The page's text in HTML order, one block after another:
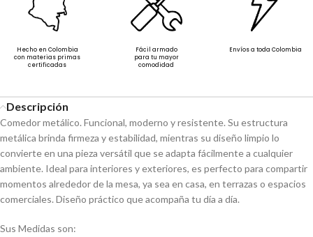
Hecho en Colombia
con materias primas
certificadas
Fácil armado
para tu mayor
comodidad
Envíos a toda Colombia
Descripción
Comedor metálico. Funcional, moderno y resistente. Su estructura
metálica brinda firmeza y estabilidad, mientras su diseño limpio lo
convierte en una pieza versátil que se adapta fácilmente a cualquier
ambiente. Ideal para interiores y exteriores, es perfecto para compartir
momentos alrededor de la mesa, ya sea en casa, en terrazas o espacios
comerciales. Diseño práctico que acompaña tu día a día.
Sus Medidas son: